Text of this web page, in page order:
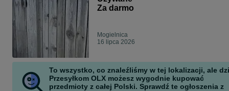
Za darmo
Mogielnica
16 lipca 2026
To wszystko, co znaleźliśmy w tej lokalizacji, ale
Przesyłkom OLX możesz wygodnie kupować
przedmioty z całej Polski. Sprawdź te ogłoszenia z